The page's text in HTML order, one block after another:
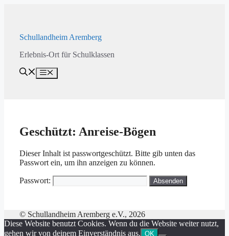
Schullandheim Aremberg
Erlebnis-Ort für Schulklassen
Menü
Geschützt: Anreise-Bögen
Dieser Inhalt ist passwortgeschützt. Bitte gib unten das
Passwort ein, um ihn anzeigen zu können.
Passwort:
© Schullandheim Aremberg e.V., 2026
Diese Website benutzt Cookies. Wenn du die Website weiter nutzt,
gehen wir von deinem Einverständnis aus. OK